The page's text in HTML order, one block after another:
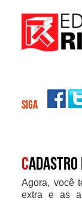
SIGA
Cadastro
Agora, você
extra e as